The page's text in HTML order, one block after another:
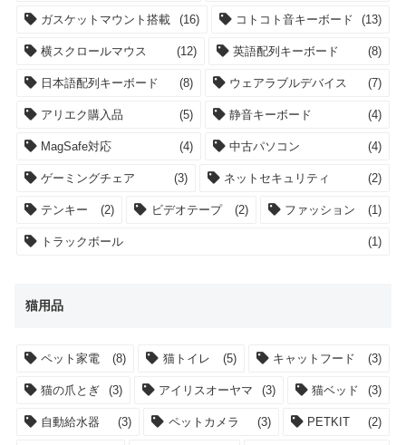
ガスケットマウント搭載 (16) コトコト音キーボード (13)
横スクロールマウス (12) 英語配列キーボード (8)
日本語配列キーボード (8) ウェアラブルデバイス (7)
アリエク購入品 (5) 静音キーボード (4)
MagSafe対応 (4) 中古パソコン (4)
ゲーミングチェア (3) ネットセキュリティ (2)
テンキー (2) ビデオテープ (2) ファッション (1)
トラックボール (1)
猫用品
ペット家電 (8) 猫トイレ (5) キャットフード (3)
猫の爪とぎ (3) アイリスオーヤマ (3) 猫ベッド (3)
自動給水器 (3) ペットカメラ (3) PETKIT (2)